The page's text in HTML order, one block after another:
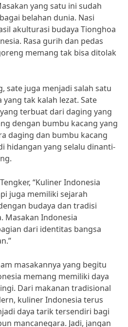
yang satu ini sudah
belahan dunia. Nasi
akulturasi budaya Tionghoa
Rasa gurih dan pedas
memang tak bisa ditolak
sate juga menjadi salah satu
tak kalah lezat. Sate
terbuat dari daging yang
dengan bumbu kacang yang
daging dan bumbu kacang
hidangan yang selalu dinanti-
“Kuliner Indonesia
juga memiliki sejarah
budaya dan tradisi
Masakan Indonesia
dari identitas bangsa
masakannya yang begitu
memang memiliki daya
Dari makanan tradisional
kuliner Indonesia terus
daya tarik tersendiri bagi
mancanegara. Jadi, jangan